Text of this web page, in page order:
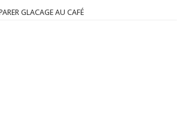
GLACAGE AU CAFÉ